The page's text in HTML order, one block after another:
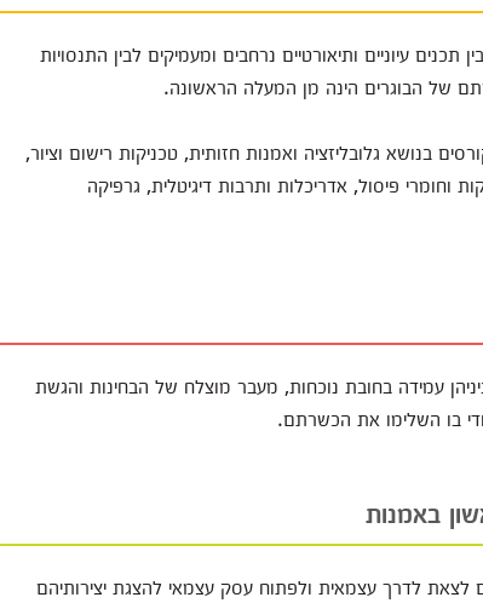
עיוניים ותיאורטיים נרחבים ומעמיקים לבין התנסויות
של הבוגרים הינה מן המעלה הראשונה.
בנושא גלובליזציה ואמנות חזותית, טכניקות רישום וציור,
וחומרי פיסול, אדריכלות ותרבות דיגיטלית, גרפיקה
עמידה בחובת נוכחות, מעבר מוצלח של הבחינות והגשת
באמנות
לצאת לדרך עצמאית ולפתוח עסק עצמאי להצגת יצירותיהם